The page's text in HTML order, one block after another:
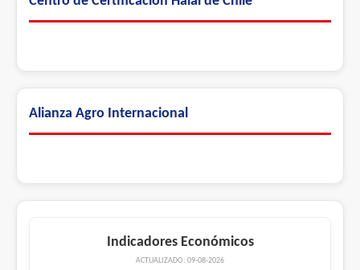
Alianza Agro Internacional
Indicadores Económicos
ACTUALIZADO: 09-08-2026